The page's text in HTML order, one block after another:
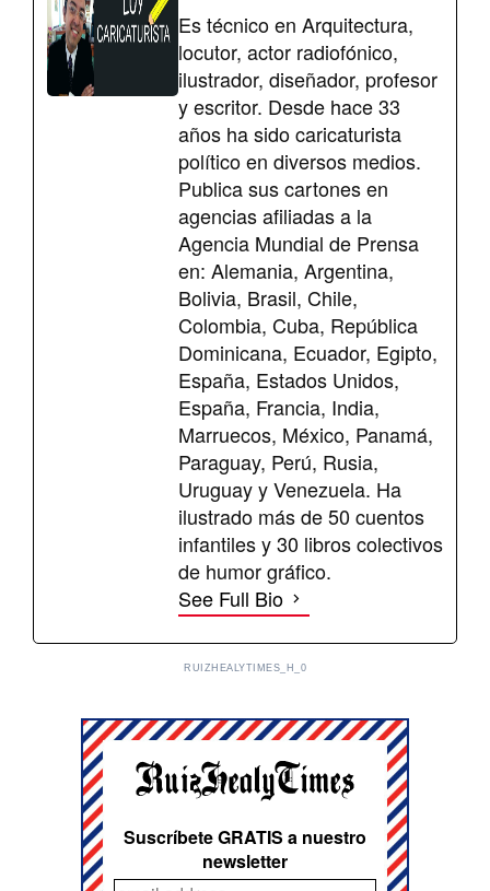
Es técnico en Arquitectura,
locutor, actor radiofónico,
ilustrador, diseñador, profesor
y escritor. Desde hace 33
años ha sido caricaturista
político en diversos medios.
Publica sus cartones en
agencias afiliadas a la
Agencia Mundial de Prensa
en: Alemania, Argentina,
Bolivia, Brasil, Chile,
Colombia, Cuba, República
Dominicana, Ecuador, Egipto,
España, Estados Unidos,
España, Francia, India,
Marruecos, México, Panamá,
Paraguay, Perú, Rusia,
Uruguay y Venezuela. Ha
ilustrado más de 50 cuentos
infantiles y 30 libros colectivos
de humor gráfico.
See Full Bio
RUIZHEALYTIMES_H_0
Suscríbete GRATIS a nuestro
newsletter